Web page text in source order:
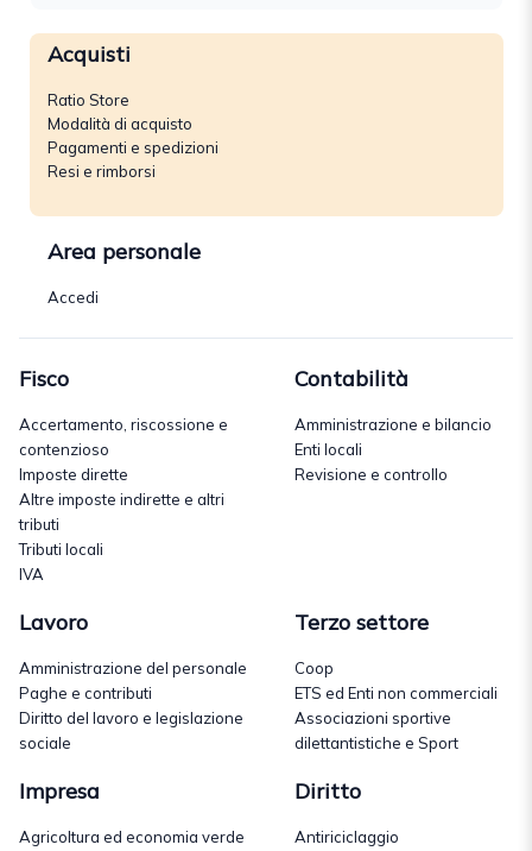
Acquisti
Ratio Store
Modalità di acquisto
Pagamenti e spedizioni
Resi e rimborsi
Area personale
Accedi
Fisco
Accertamento, riscossione e
contenzioso
Imposte dirette
Altre imposte indirette e altri
tributi
Tributi locali
IVA
Contabilità
Amministrazione e bilancio
Enti locali
Revisione e controllo
Lavoro
Amministrazione del personale
Paghe e contributi
Diritto del lavoro e legislazione
sociale
Terzo settore
Coop
ETS ed Enti non commerciali
Associazioni sportive
dilettantistiche e Sport
Impresa
Agricoltura ed economia verde
Diritto
Antiriciclaggio